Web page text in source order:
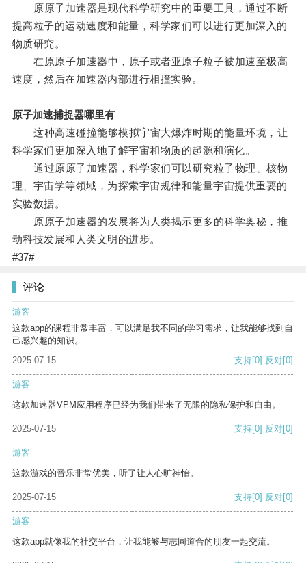
原原子加速器是现代科学研究中的重要工具，通过不断
提高粒子的运动速度和能量，科学家们可以进行更加深入的
物质研究。
在原原子加速器中，原子或者亚原子粒子被加速至极高
速度，然后在加速器内部进行相撞实验。
原子加速捕捉器哪里有
这种高速碰撞能够模拟宇宙大爆炸时期的能量环境，让
科学家们更加深入地了解宇宙和物质的起源和演化。
通过原原子加速器，科学家们可以研究粒子物理、核物
理、宇宙学等领域，为探索宇宙规律和能量宇宙提供重要的
实验数据。
原原子加速器的发展将为人类揭示更多的科学奥秘，推
动科技发展和人类文明的进步。
#37#
评论
游客
这款app的课程非常丰富，可以满足我不同的学习需求，让我能够找到自
己感兴趣的知识。
2025-07-15
支持[0] 反对[0]
游客
这款加速器VPM应用程序已经为我们带来了无限的隐私保护和自由。
2025-07-15 支持[0] 反对[0]
游客
这款游戏的音乐非常优美，听了让人心旷神怡。
2025-07-15 支持[0] 反对[0]
游客
这款app就像我的社交平台，让我能够与志同道合的朋友一起交流。